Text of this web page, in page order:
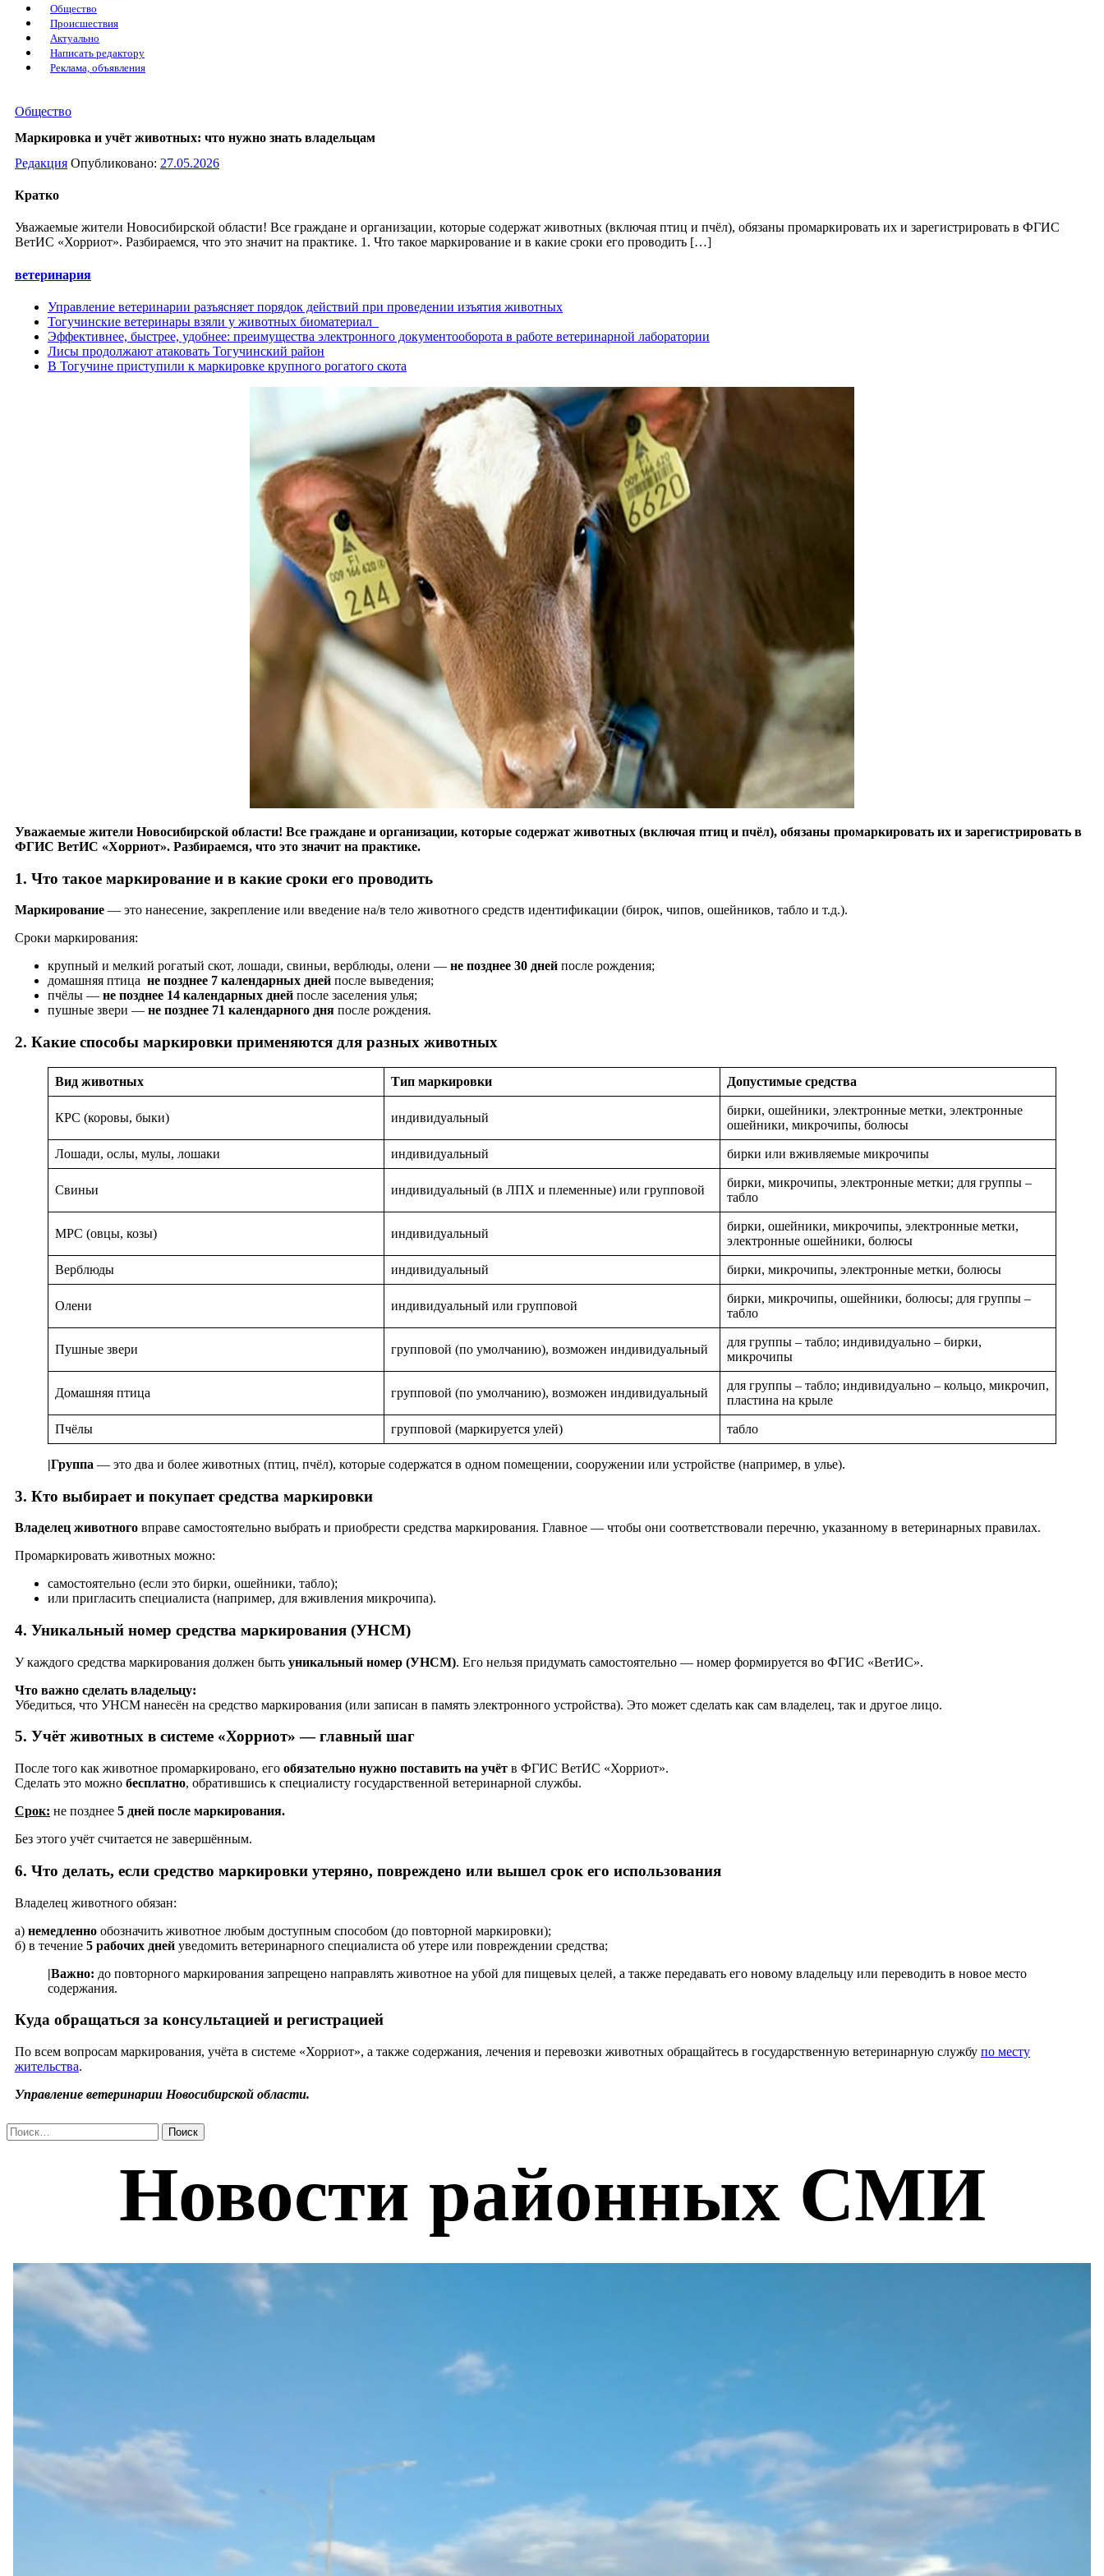
Общество
Происшествия
Актуально
Написать редактору
Реклама, объявления
Общество
Маркировка и учёт животных: что нужно знать владельцам
Редакция Опубликовано: 27.05.2026
Кратко
Уважаемые жители Новосибирской области! Все граждане и организации, которые содержат животных (включая птиц и пчёл), обязаны промаркировать их и зарегистрировать в ФГИС
ВетИС «Хорриот». Разбираемся, что это значит на практике. 1. Что такое маркирование и в какие сроки его проводить […]
ветеринария
Управление ветеринарии разъясняет порядок действий при проведении изъятия животных
Тогучинские ветеринары взяли у животных биоматериал
Эффективнее, быстрее, удобнее: преимущества электронного документооборота в работе ветеринарной лаборатории
Лисы продолжают атаковать Тогучинский район
В Тогучине приступили к маркировке крупного рогатого скота
Уважаемые жители Новосибирской области! Все граждане и организации, которые содержат животных (включая птиц и пчёл), обязаны промаркировать их и зарегистрировать в
ФГИС ВетИС «Хорриот». Разбираемся, что это значит на практике.
1. Что такое маркирование и в какие сроки его проводить
Маркирование — это нанесение, закрепление или введение на/в тело животного средств идентификации (бирок, чипов, ошейников, табло и т.д.).
Сроки маркирования:
крупный и мелкий рогатый скот, лошади, свиньи, верблюды, олени — не позднее 30 дней после рождения;
домашняя птица не позднее 7 календарных дней после выведения;
пчёлы — не позднее 14 календарных дней после заселения улья;
пушные звери — не позднее 71 календарного дня после рождения.
2. Какие способы маркировки применяются для разных животных
Вид животных Тип маркировки Допустимые средства
КРС (коровы, быки) индивидуальный
бирки, ошейники, электронные метки, электронные
ошейники, микрочипы, болюсы
Лошади, ослы, мулы, лошаки индивидуальный бирки или вживляемые микрочипы
Свиньи индивидуальный (в ЛПХ и племенные) или групповой
бирки, микрочипы, электронные метки; для группы –
табло
МРС (овцы, козы) индивидуальный
бирки, ошейники, микрочипы, электронные метки,
электронные ошейники, болюсы
Верблюды индивидуальный бирки, микрочипы, электронные метки, болюсы
Олени индивидуальный или групповой
бирки, микрочипы, ошейники, болюсы; для группы –
табло
Пушные звери групповой (по умолчанию), возможен индивидуальный
для группы – табло; индивидуально – бирки,
микрочипы
Домашняя птица групповой (по умолчанию), возможен индивидуальный
для группы – табло; индивидуально – кольцо, микрочип,
пластина на крыле
Пчёлы групповой (маркируется улей) табло
|Группа — это два и более животных (птиц, пчёл), которые содержатся в одном помещении, сооружении или устройстве (например, в улье).
3. Кто выбирает и покупает средства маркировки
Владелец животного вправе самостоятельно выбрать и приобрести средства маркирования. Главное — чтобы они соответствовали перечню, указанному в ветеринарных правилах.
Промаркировать животных можно:
самостоятельно (если это бирки, ошейники, табло);
или пригласить специалиста (например, для вживления микрочипа).
4. Уникальный номер средства маркирования (УНСМ)
У каждого средства маркирования должен быть уникальный номер (УНСМ). Его нельзя придумать самостоятельно — номер формируется во ФГИС «ВетИС».
Что важно сделать владельцу:
Убедиться, что УНСМ нанесён на средство маркирования (или записан в память электронного устройства). Это может сделать как сам владелец, так и другое лицо.
5. Учёт животных в системе «Хорриот» — главный шаг
После того как животное промаркировано, его обязательно нужно поставить на учёт в ФГИС ВетИС «Хорриот».
Сделать это можно бесплатно, обратившись к специалисту государственной ветеринарной службы.
Срок: не позднее 5 дней после маркирования.
Без этого учёт считается не завершённым.
6. Что делать, если средство маркировки утеряно, повреждено или вышел срок его использования
Владелец животного обязан:
а) немедленно обозначить животное любым доступным способом (до повторной маркировки);
б) в течение 5 рабочих дней уведомить ветеринарного специалиста об утере или повреждении средства;
|Важно: до повторного маркирования запрещено направлять животное на убой для пищевых целей, а также передавать его новому владельцу или переводить в новое место
содержания.
Куда обращаться за консультацией и регистрацией
По всем вопросам маркирования, учёта в системе «Хорриот», а также содержания, лечения и перевозки животных обращайтесь в государственную ветеринарную службу по месту
жительства.
Управление ветеринарии Новосибирской области.
Найти: